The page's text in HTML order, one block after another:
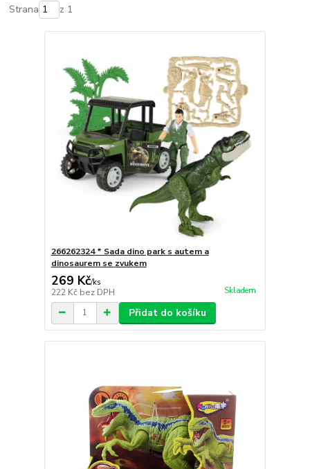
Strana z 1
266262324 * Sada dino park s autem a
dinosaurem se zvukem
269 Kč/ks
222 Kč bez DPH Skladem
Přidat do košíku